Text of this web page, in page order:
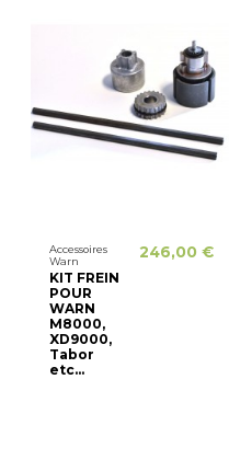
Accessoires
Warn
KIT FREIN
POUR
WARN
M8000,
XD9000,
Tabor
etc...
246,00 €